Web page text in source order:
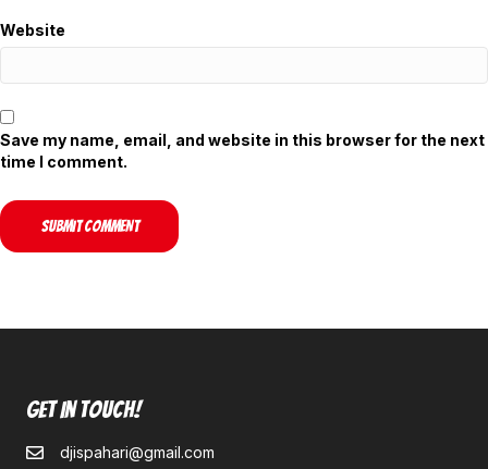
Website
Save my name, email, and website in this browser for the next
time I comment.
Get In Touch!
djispahari@gmail.com